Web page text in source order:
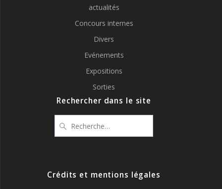
actualités
Concours internes
Divers
Evénements
Expositions
Sorties
Rechercher dans le site
pour
Crédits et mentions légales